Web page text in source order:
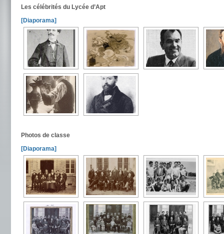
Les célébrités du Lycée d’Apt
[Diaporama]
Photos de classe
[Diaporama]